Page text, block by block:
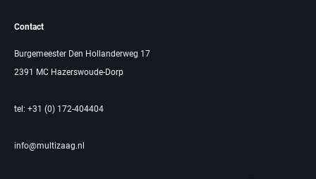
Contact
Burgemeester Den Hollanderweg 17
2391 MC Hazerswoude-Dorp
tel: +31 (0) 172-404404
info@multizaag.nl